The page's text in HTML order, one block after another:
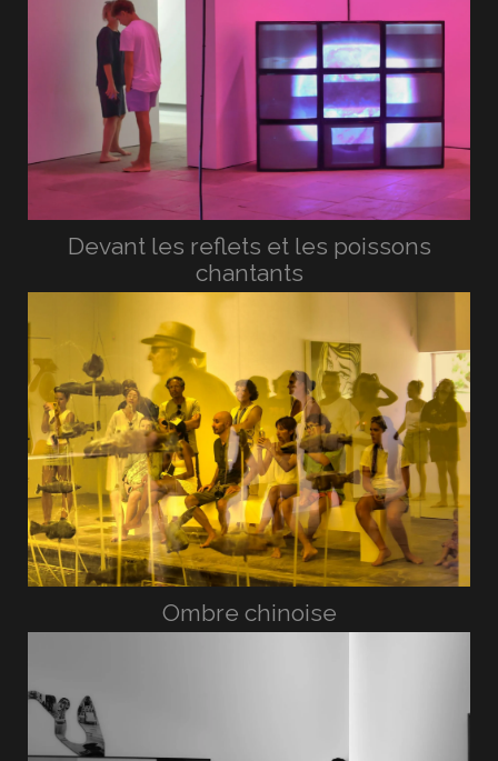
Devant les reflets et les poissons
chantants
Ombre chinoise